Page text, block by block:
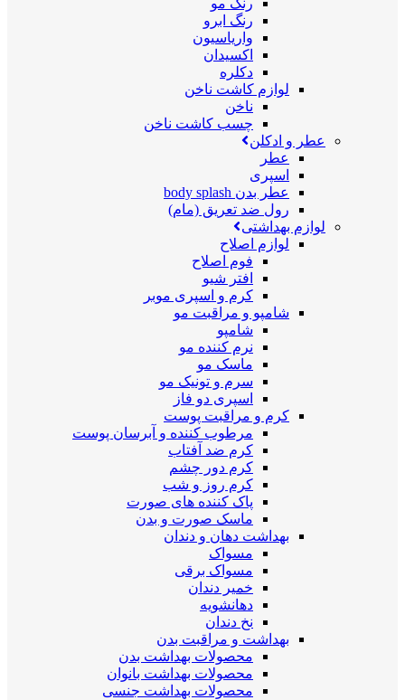
رنگ مو
رنگ ابرو
واریاسیون
اکسیدان
دکلره
لوازم کاشت ناخن
ناخن
چسب کاشت ناخن
عطر و ادکلن
عطر
اسپری
عطر بدن body splash
رول ضد تعریق (مام)
لوازم بهداشتی
لوازم اصلاح
فوم اصلاح
افتر شیو
کرم و اسپری موبر
شامپو و مراقبت مو
شامپو
نرم کننده مو
ماسک مو
سرم و تونیک مو
اسپری دو فاز
کرم و مراقبت پوست
مرطوب کننده و آبرسان پوست
کرم ضد آفتاب
کرم دور چشم
کرم روز و شب
پاک کننده های صورت
ماسک صورت و بدن
بهداشت دهان و دندان
مسواک
مسواک برقی
خمیر دندان
دهانشویه
نخ دندان
بهداشت و مراقبت بدن
محصولات بهداشت بدن
محصولات بهداشت بانوان
محصولات بهداشت جنسی